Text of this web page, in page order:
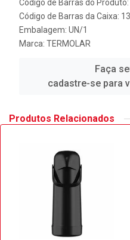
Código de Barras do
Código de Barras da Caixa:
Embalagem: UN/1
Marca: TERMOLAR
Faça
cadastre-se para
Produtos Relacionados